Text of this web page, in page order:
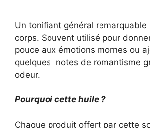
Un tonifiant général remarquable
corps. Souvent utilisé pour
pouce aux émotions mornes ou
quelques notes de romantisme
odeur.
Pourquoi cette huile ?
Chaque produit offert par cette